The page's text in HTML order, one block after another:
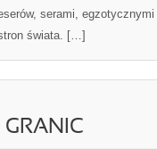
serami, egzotycznymi
świata. […]
GRANIC